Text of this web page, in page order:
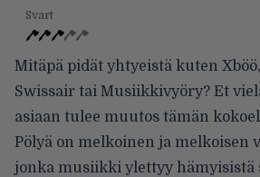
Svart
Mitäpä pidät yhtyeistä kuten
Swissair tai Musiikkivyöry? Et
asiaan tulee muutos tämän
Pölyä on melkoinen ja melkoisen
jonka musiikki ylettyy hämyisistä